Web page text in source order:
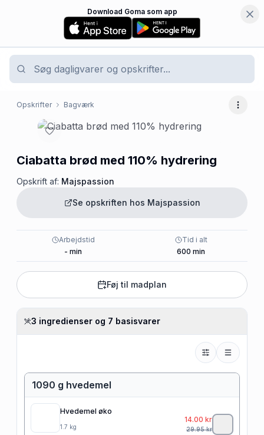
Download Goma som app
Opskrifter Bagværk Flere
Ciabatta brød med 110% hydrering
Opskrift af: Majspassion
Se opskriften hos Majspassion
Arbejdstid
- min
Tid i alt
600 min
Føj til madplan
3 ingredienser og 7 basisvarer
1090 g hvedemel
Hvedemel øko
1.7 kg
14.00 kr
29.95kr